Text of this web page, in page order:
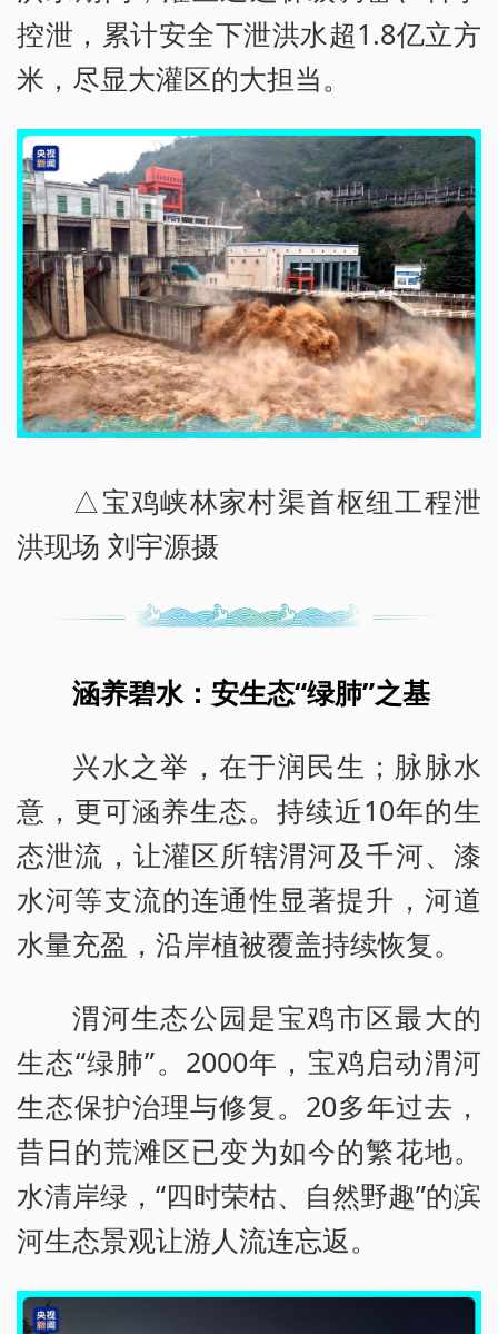
控泄，累计安全下泄洪水超1.8亿立方
米，尽显大灌区的大担当。
△宝鸡峡林家村渠首枢纽工程泄
洪现场 刘宇源摄
涵养碧水：安生态“绿肺”之基
兴水之举，在于润民生；脉脉水
意，更可涵养生态。持续近10年的生
态泄流，让灌区所辖渭河及千河、漆
水河等支流的连通性显著提升，河道
水量充盈，沿岸植被覆盖持续恢复。
渭河生态公园是宝鸡市区最大的
生态“绿肺”。2000年，宝鸡启动渭河
生态保护治理与修复。20多年过去，
昔日的荒滩区已变为如今的繁花地。
水清岸绿，“四时荣枯、自然野趣”的滨
河生态景观让游人流连忘返。